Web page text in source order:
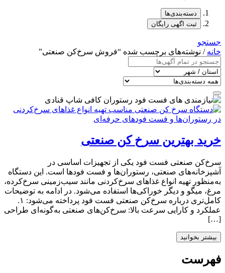
دسته‌بندی‌ها
ثبت اگهی رایگان
جستجو
خانه / نوشته‌های برچسب شده “فروش سرخ‌کن صنعتی”
خرید بهترین سرخ‌ کن صنعتی
سرخ‌کن صنعتی فست فود یکی از تجهیزات اساسی در
آشپزخانه‌های صنعتی، رستوران‌ها و فست فودها است. این دستگاه
به‌منظور تهیه انواع غذاهای سرخ‌کردنی مانند سیب‌زمینی سرخ‌کرده،
مرغ، میگو و دیگر خوراکی‌ها استفاده می‌شود. در ادامه به توضیحات
کامل‌تری درباره سرخ‌کن صنعتی فست فود پرداخته می‌شود: ۱.
عملکرد و کارایی سرعت بالا: سرخ‌کن‌های صنعتی به‌گونه‌ای طراحی
[…]
بیشتر بخوانید
فهرست